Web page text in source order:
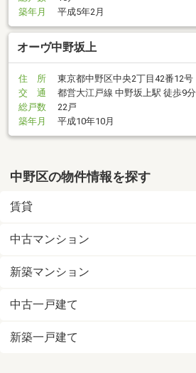
築年月
平成5年2月
オーヴ中野坂上
住 所
東京都中野区中央2丁目42番12号
交 通
都営大江戸線 中野坂上駅 徒歩9分
総戸数
22戸
築年月
平成10年10月
中野区の物件情報を探す
賃貸
中古マンション
新築マンション
中古一戸建て
新築一戸建て